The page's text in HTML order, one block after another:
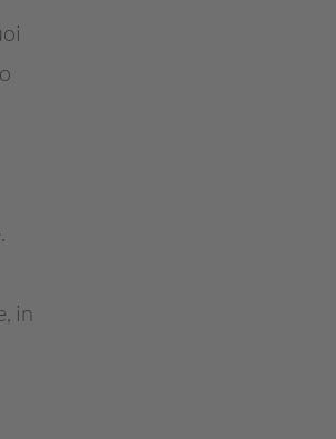
in